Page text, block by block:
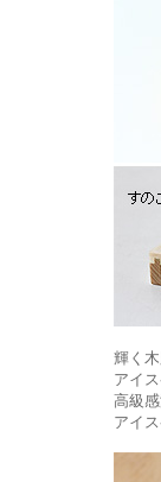
輝く
アイ
高級
アイ